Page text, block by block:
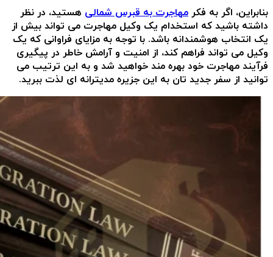
بنابراین، اگر به فکر مهاجرت به قبرس شمالی هستید، در نظر
داشته باشید که استخدام یک وکیل مهاجرت می تواند بیش از
یک انتخاب هوشمندانه باشد. با توجه به مزایای فراوانی که یک
وکیل می تواند فراهم کند، از امنیت و آرامش خاطر در پیگیری
فرآیند مهاجرت خود بهره مند خواهید شد و به این ترتیب می
توانید از سفر جدید تان به این جزیره مدیترانه ای لذت ببرید.